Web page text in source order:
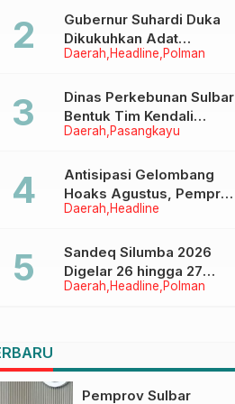
Menggapai Cita-Cita
Daerah Headline Polman
Gubernur Suhardi Duka
Dikukuhkan Adat
Balanipa, Raih Gelar Sulo
Daerah Pasangkayu
Dinas Perkebunan Sulbar
Bentuk Tim Kendali
Internal ICS untuk Dukung
di Pasangkayu
Daerah Headline
Antisipasi Gelombang
Hoaks Agustus, Pemprov
Sulbar Ajak Warga Jaga
Daerah Headline Polman
Sandeq Silumba 2026
Digelar 26 hingga 27
September, Rangkaian
Pemprov Sulbar